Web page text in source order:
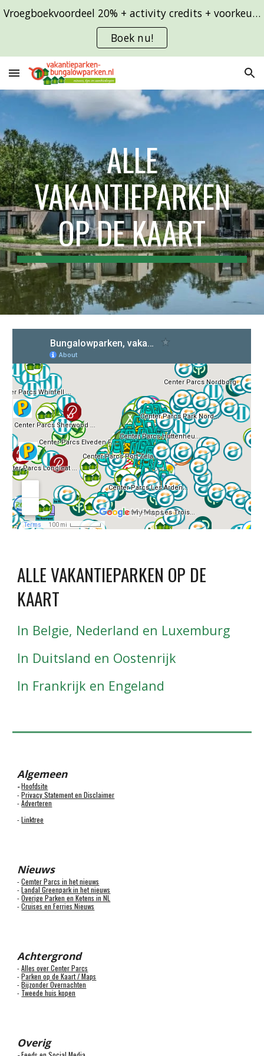
Skip to main content
Vroegboekvoordeel 20% + activity credits + voorkeursligging
Boek nu!
ALLE
VAKANTIEPARKEN
OP DE KAART
ALLE VAKANTIEPARKEN OP DE
KAART
In Belgie, Nederland en Luxemburg
In Duitsland en Oostenrijk
In Frankrijk en Engeland
Algemeen
-Hoofdsite
-Privacy Statement en Disclaimer
-Adverteren
-Linktree
Nieuws
-Cemter Parcs in het nieuws
-Landal Greenpark in het nieuws
-Overige Parken en Ketens in NL
-Cruises en Ferries Nieuws
Achtergrond
-Alles over Center Parcs
-Parken op de Kaart / Maps
-Bijzonder Overnachten
- Tweede huis kopen
Overig